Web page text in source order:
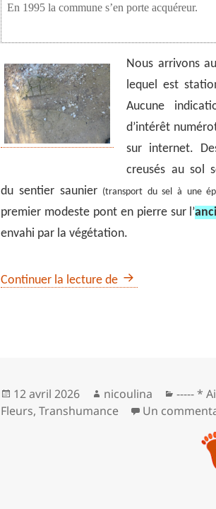
En 1995 la commune s’en porte acquéreur.
Nous arrivons
lequel est
Aucune
d’intérêt
sur internet.
creusés au sol
du sentier saunier (transport du sel à une
premier modeste pont en pierre sur l’
envahi par la végétation.
Continuer la lecture de Sentier botanique
Publié
le
12 avril 2026 Auteur
nicoulina ----- *
Fleurs,Transhumance Un